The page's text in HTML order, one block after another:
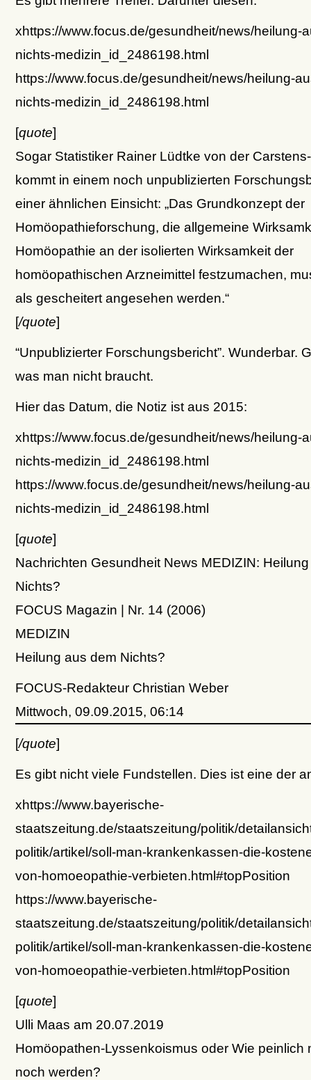
xhttps://www.focus.de/gesundheit/news/heilung-
nichts-medizin_id_2486198.html
https://www.focus.de/gesundheit/news/heilung-
nichts-medizin_id_2486198.html
[quote]
Sogar Statistiker Rainer Lüdtke von der
kommt in einem noch unpublizierten
einer ähnlichen Einsicht: „Das Grundkonzept der
Homöopathieforschung, die allgemeine
Homöopathie an der isolierten Wirksamkeit der
homöopathischen Arzneimittel festzumachen,
als gescheitert angesehen werden.“
[/quote]
“Unpublizierter Forschungsbericht”. Wunderbar.
was man nicht braucht.
Hier das Datum, die Notiz ist aus 2015:
xhttps://www.focus.de/gesundheit/news/heilung-
nichts-medizin_id_2486198.html
https://www.focus.de/gesundheit/news/heilung-
nichts-medizin_id_2486198.html
[quote]
Nachrichten Gesundheit News MEDIZIN:
Nichts?
FOCUS Magazin | Nr. 14 (2006)
MEDIZIN
Heilung aus dem Nichts?
FOCUS-Redakteur Christian Weber
Mittwoch, 09.09.2015, 06:14
[/quote]
Es gibt nicht viele Fundstellen. Dies ist eine der
xhttps://www.bayerische-
staatszeitung.de/staatszeitung/politik/
politik/artikel/soll-man-krankenkassen-die-
von-homoeopathie-verbieten.html#topPosition
https://www.bayerische-
staatszeitung.de/staatszeitung/politik/
politik/artikel/soll-man-krankenkassen-die-
von-homoeopathie-verbieten.html#topPosition
[quote]
Ulli Maas am 20.07.2019
Homöopathen-Lyssenkoismus oder Wie peinlich
noch werden?